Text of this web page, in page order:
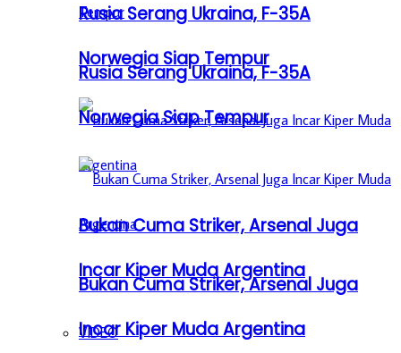
Rusia Serang Ukraina, F-35A
Norwegia Siap Tempur
Bukan Cuma Striker, Arsenal Juga
Incar Kiper Muda Argentina
VIDEO
Rusia Serang Ukraina, F-35A
Norwegia Siap Tempur
Bukan Cuma Striker, Arsenal Juga
Incar Kiper Muda Argentina